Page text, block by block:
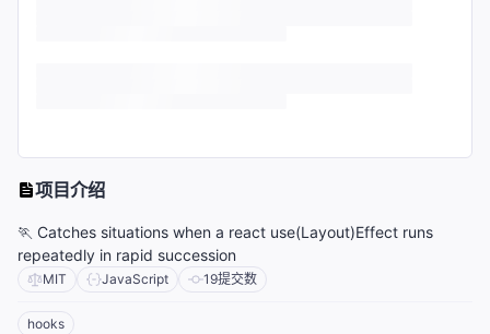
项目介绍
🏃 Catches situations when a react use(Layout)Effect runs
repeatedly in rapid succession
MIT JavaScript 19提交数
hooks